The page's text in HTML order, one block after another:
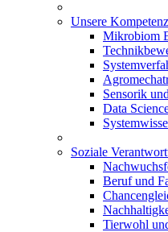
Unsere
Mikrobiom
Sensorik
Data
Soziale
Beruf und
Tierwohl